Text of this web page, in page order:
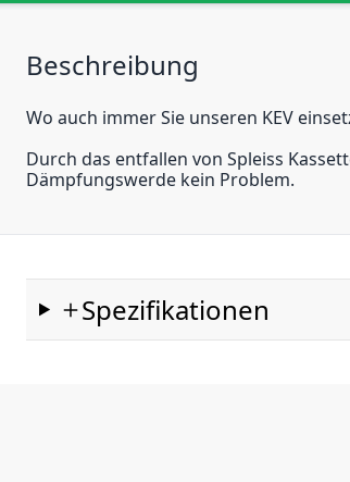
Beschreibung
Wo auch immer Sie unseren KEV
Durch das entfallen von Spleiss
Dämpfungswerde kein Problem.
Spezifikationen